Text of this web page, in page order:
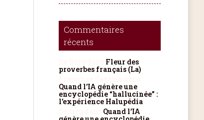
Commentaires
récents
Fleur des
proverbes français (La)
Quand l’IA génère une
encyclopédie “hallucinée” :
l’expérience Halupédia
Quand l’IA